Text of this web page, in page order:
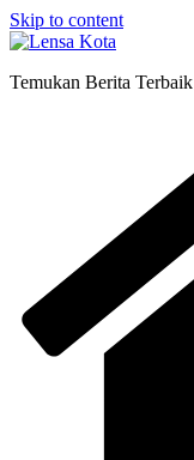
Skip to content
Temukan Berita Terbaik